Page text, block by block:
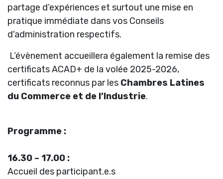
partage d’expériences et surtout une mise en
pratique immédiate dans vos Conseils
d'administration respectifs.
L’évènement accueillera également la remise des
certificats ACAD+ de la volée 2025-2026,
certificats reconnus par les Chambres Latines
du Commerce et de l’Industrie.
Programme :
16.30 – 17.00 :
Accueil des participant.e.s